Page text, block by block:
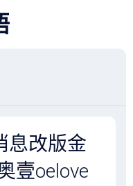
息改版金
壹oelove